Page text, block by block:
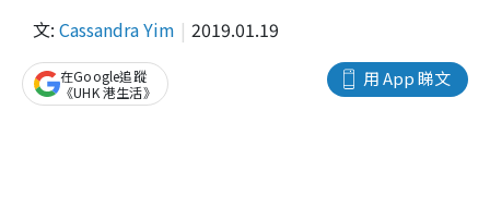
文: Cassandra Yim 2019.01.19
用 App 睇文
在Google追蹤
《UHK 港生活》